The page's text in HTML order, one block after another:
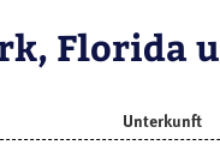
Florida
Unterkunft